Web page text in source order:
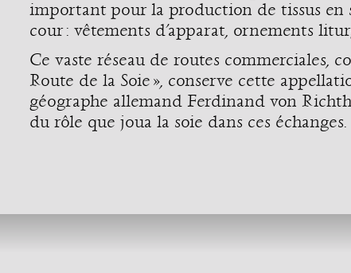
important pour la production de tissus en
cour : vêtements d’apparat, ornements
Ce vaste réseau de routes commerciales,
Route de la Soie », conserve cette
géographe allemand Ferdinand von
du rôle que joua la soie dans ces échanges.